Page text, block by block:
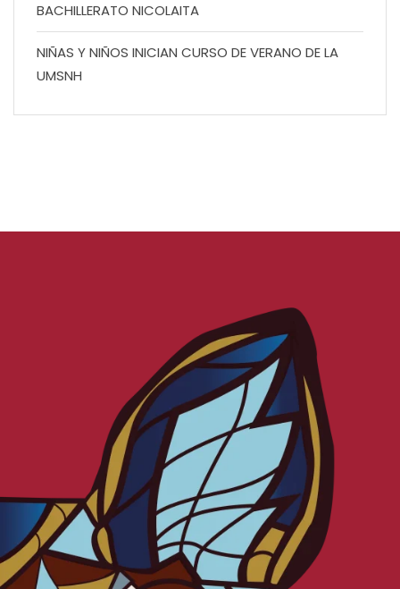
BACHILLERATO NICOLAITA
NIÑAS Y NIÑOS INICIAN CURSO DE VERANO DE LA
UMSNH